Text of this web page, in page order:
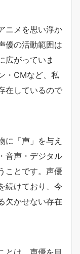
ニメを思い浮か
優の活動範囲は
広がっていま
・CMなど、私
在しているので
に「声」を与え
音声・デジタル
ことです。声優
続けており、今
欠かせない存在
とは、声優を目